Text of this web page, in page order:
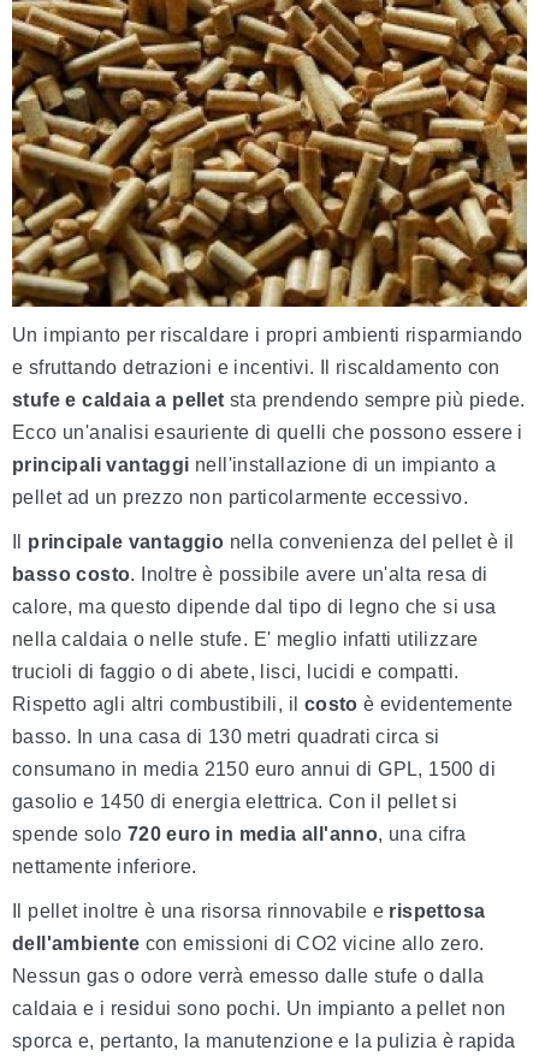
Un impianto per riscaldare i propri ambienti risparmiando
e sfruttando detrazioni e incentivi. Il riscaldamento con
stufe e caldaia a pellet sta prendendo sempre più piede.
Ecco un'analisi esauriente di quelli che possono essere i
principali vantaggi nell'installazione di un impianto a
pellet ad un prezzo non particolarmente eccessivo.
principale vantaggio nella convenienza del pellet è il
basso costo. Inoltre è possibile avere un'alta resa di
calore, ma questo dipende dal tipo di legno che si usa
nella caldaia o nelle stufe. E' meglio infatti utilizzare
trucioli di faggio o di abete, lisci, lucidi e compatti.
Rispetto agli altri combustibili, il costo è evidentemente
basso. In una casa di 130 metri quadrati circa si
consumano in media 2150 euro annui di GPL, 1500 di
gasolio e 1450 di energia elettrica. Con il pellet si
spende solo 720 euro in media all'anno, una cifra
nettamente inferiore.
Il pellet inoltre è una risorsa rinnovabile e rispettosa
dell'ambiente con emissioni di CO2 vicine allo zero.
Nessun gas o odore verrà emesso dalle stufe o dalla
caldaia e i residui sono pochi. Un impianto a pellet non
sporca e, pertanto, la manutenzione e la pulizia è rapida